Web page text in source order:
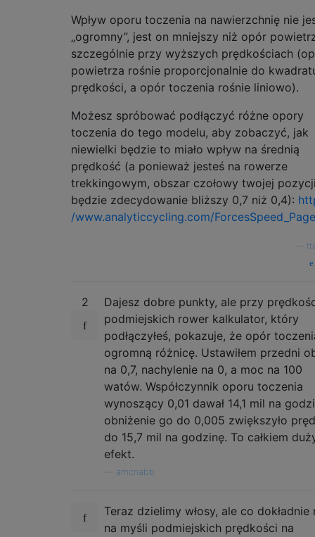
Wpływ oporu toczenia na nawierzchnię nie
„ogromny”, jest on mniejszy niż opór
szczególnie przy wyższych prędkościach
powietrza rośnie proporcjonalnie do
prędkości, a opór toczenia rośnie liniowo).
Możesz spróbować podłączyć różne opory
toczenia do tego modelu, aby zobaczyć, jak
niewielki będzie to miało wpływ na średnią
prędkość (a ponieważ jesteś na rowerze
trekkingowym, obszar czołowy twojej
będzie zdecydowanie bliższy 0,7 niż 0,4):
/www.analyticcycling.com/
2
Dajesz dobre punkty, ale przy
podmiejskich rower kalkulator, który
podłączyłeś, pokazuje, że opór
ogromną różnicę. Ustawiłem przedni
na 0,7, nachylenie na 0, a moc na 100
watów. Współczynnik oporu toczenia
wynoszący 0,01 dawał 14,1 mil na
obniżenie go do 0,005 zwiększyło
do 15,7 mil na godzinę. To całkiem
efekt.
amcnabb
Teraz dzielimy włosy, ale co dokładnie
na myśli podmiejskich prędkości na